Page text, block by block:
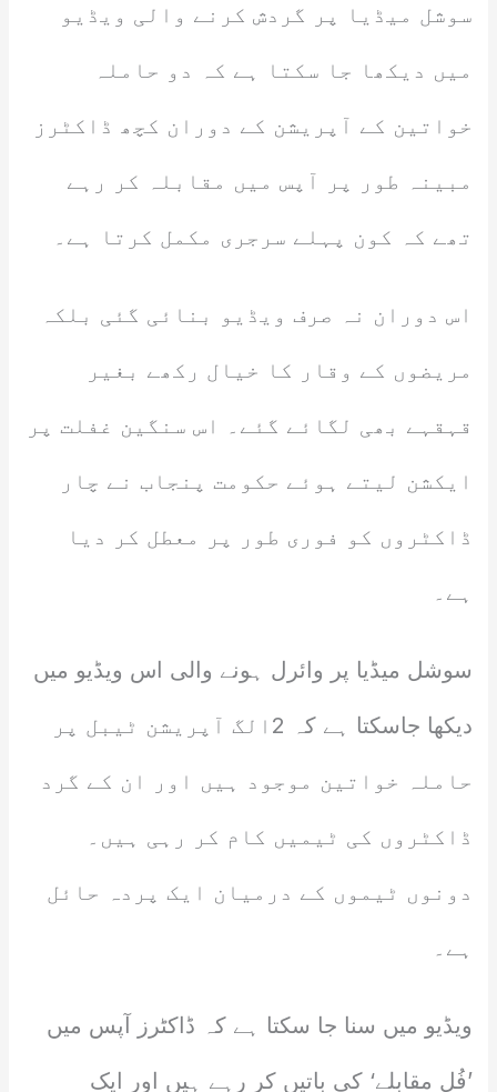
سوشل میڈیا پر گردش کرنے والی ویڈیو
میں دیکھا جا سکتا ہے کہ دو حاملہ
خواتین کے آپریشن کے دوران کچھ ڈاکٹرز
مبینہ طور پر آپس میں مقابلہ کر رہے
تھے کہ کون پہلے سرجری مکمل کرتا ہے۔
اس دوران نہ صرف ویڈیو بنائی گئی بلکہ
مریضوں کے وقار کا خیال رکھے بغیر
قہقہے بھی لگائے گئے۔ اس سنگین غفلت پر
ایکشن لیتے ہوئے حکومت پنجاب نے چار
ڈاکٹروں کو فوری طور پر معطل کر دیا
ہے۔
سوشل میڈیا پر وائرل ہونے والی اس ویڈیو میں
دیکھا جاسکتا ہے کہ 2الگ آپریشن ٹیبل پر
حاملہ خواتین موجود ہیں اور ان کے گرد
ڈاکٹروں کی ٹیمیں کام کر رہی ہیں۔
دونوں ٹیموں کے درمیان ایک پردہ حائل
ہے۔
ویڈیو میں سنا جا سکتا ہے کہ ڈاکٹرز آپس میں
’فُل مقابلے‘ کی باتیں کر رہے ہیں اور ایک